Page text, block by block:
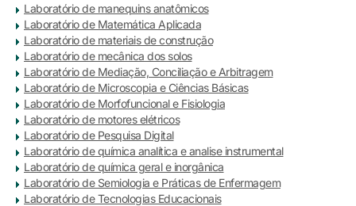
Laboratório de manequins anatômicos
Laboratório de Matemática Aplicada
Laboratório de materiais de construção
Laboratório de mecânica dos solos
Laboratório de Mediação, Conciliação e Arbitragem
Laboratório de Microscopia e Ciências Básicas
Laboratório de Morfofuncional e Fisiologia
Laboratório de motores elétricos
Laboratório de Pesquisa Digital
Laboratório de química analítica e analise instrumental
Laboratório de química geral e inorgânica
Laboratório de Semiologia e Práticas de Enfermagem
Laboratório de Tecnologias Educacionais